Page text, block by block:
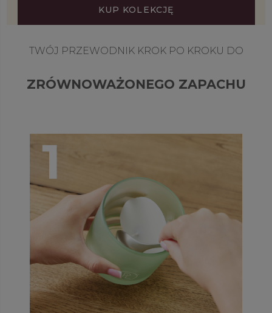
KUP KOLEKCJĘ
TWÓJ PRZEWODNIK KROK PO KROKU DO
ZRÓWNOWAŻONEGO ZAPACHU